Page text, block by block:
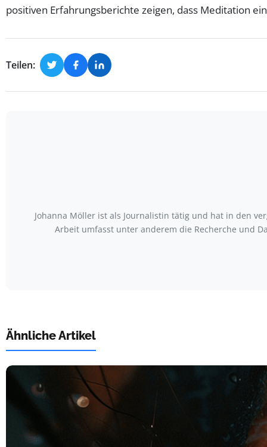
positiven Erfahrungsberichte zeigen, dass Meditation
Teilen:
Johanna Möller ist als Journalistin tätig und hat in den
Arbeit umfasst unter anderem die Recherche und
Ähnliche Artikel